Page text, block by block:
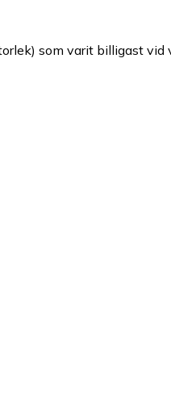
som varit billigast